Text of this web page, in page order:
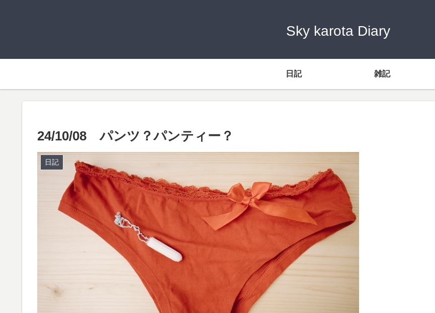
Sky karota Diary
日記 雑記
24/10/08 パンツ？パンティー？
日記